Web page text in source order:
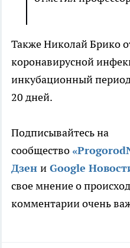
Также Николай Брико
коронавирусной
инкубационный
20 дней.
Подписывайтесь на
сообщество
Дзен и Google
свое мнение о
комментарии очень